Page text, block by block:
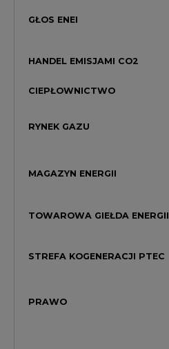
GŁOS ENEI
HANDEL EMISJAMI CO2
CIEPŁOWNICTWO
RYNEK GAZU
MAGAZYN ENERGII
TOWAROWA GIEŁDA ENERGII
STREFA KOGENERACJI PTEC
PRAWO